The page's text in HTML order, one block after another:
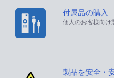
付属品の購入
個人のお客様向け
製品を安全・